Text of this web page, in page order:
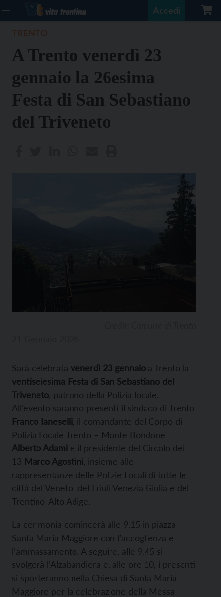
Accedi
A Trento venerdì 23
gennaio la 26esima
Festa di San Sebastiano
del Triveneto
Sarà celebrata venerdì 23 gennaio a Trento la
ventiseiesima Festa di San Sebastiano del
Triveneto , patrono della Polizia locale.
All’evento saranno presenti il sindaco di Trento
Franco Ianeselli , il comandante del Corpo di
Polizia Locale Trento – Monte Bondone
Alberto Adami e il presidente del Circolo dei
13 Marco Agostini , insieme alle
rappresentanze delle Polizie Locali di tutte le
città del Veneto, del Friuli Venezia Giulia e del
Trentino-Alto Adige.
La cerimonia comincerà alle 9.15 in piazza
Santa Maria Maggiore con l’accoglienza e
l’ammassamento. A seguire, alle 9.45 si
svolgerà l’Alzabandiera e, alle ore 10, i presenti
si sposteranno nella Chiesa di Santa Maria
Maggiore per la celebrazione della Messa